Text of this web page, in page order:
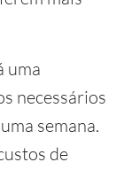
uma
necessários
semana.
de